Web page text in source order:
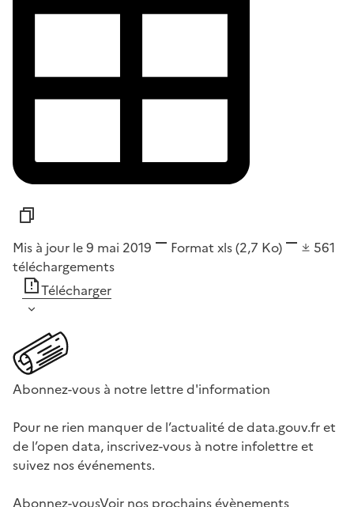
Mis à jour le 9 mai 2019 Format xls(2,7 Ko)
561
téléchargements
Télécharger
Abonnez-vous à notre lettre d'information
Pour ne rien manquer de l’actualité de data.gouv.fr et
de l’open data, inscrivez-vous à notre infolettre et
suivez nos événements.
Abonnez-vousVoir nos prochains évènements